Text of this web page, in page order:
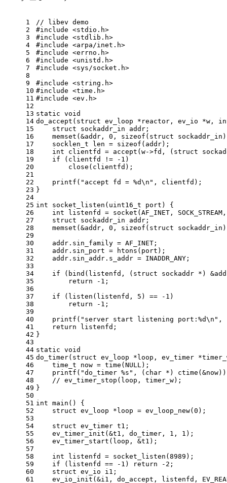
1
2
3
4
5
6
7
8
9
10
11
12
13
14
15
16
17
18
19
20
21
22
23
24
25
26
27
28
29
30
31
32
33
34
35
36
37
38
39
40
41
42
43
44
45
46
47
48
49
50
51
52
53
54
55
56
57
58
59
60
61
// libev demo
#include <stdio.h>
#include <stdlib.h>
#include <arpa/inet.h>
#include <errno.h>
#include <unistd.h>
#include <sys/socket.h>
#include <string.h>
#include <time.h>
#include <ev.h>
static void
do_accept ( struct ev_loop *reactor, ev_io *w,
struct
sockaddr_in addr;
memset (&addr, 0 , sizeof ( struct
socklen_t len = sizeof (addr);
int clientfd = accept (w->fd, ( struct
if (clientfd != -1 )
close (clientfd);
printf ( "accept fd = %d\n" , clientfd);
}
int
socket_listen ( uint16_t port)
{
int listenfd = socket (AF_INET,
struct
sockaddr_in addr;
memset (&addr, 0 , sizeof ( struct
    addr.sin_family = AF_INET;
    addr.sin_port =
htons (port);
    addr.sin_addr.s_addr = INADDR_ANY;
if ( bind (listenfd, ( struct sockaddr *)
return
-1 ;
if ( listen (listenfd, 5 ) == -1 )
return
-1 ;
printf ( "server start listening port:%d\n" ,
return listenfd;
}
static void
do_timer( struct ev_loop *loop, ev_timer
time_t now = time ( NULL);
printf ( "do_timer %s" , ( char *) ctime
// ev_timer_stop(loop, timer_w);
}
int main ()
{
struct ev_loop *loop = ev_loop_new( 0 );
struct ev_timer t1;
ev_timer_init (&t1, do_timer, 1 , 1 );
ev_timer_start (loop, &t1);
int listenfd = socket_listen ( 8989 );
if (listenfd == -1 ) return -2 ;
struct ev_io i1;
ev_io_init (&i1, do_accept, listenfd,